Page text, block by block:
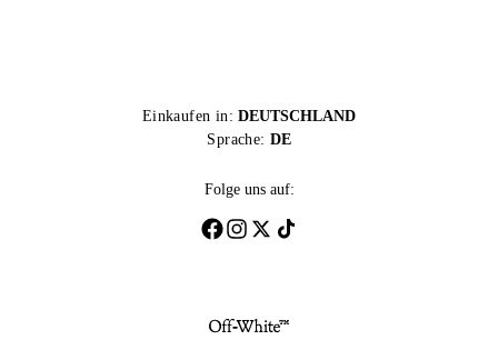
Einkaufen in: DEUTSCHLAND
Sprache: DE
Folge uns auf: